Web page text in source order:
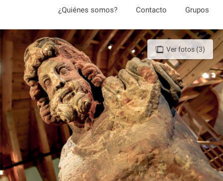
contenu
principal
¿Quiénes somos? Contacto Grupos
Ver fotos (3)